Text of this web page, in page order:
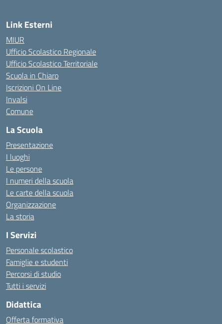
Link Esterni
MIUR
Ufficio Scolastico Regionale
Ufficio Scolastico Territoriale
Scuola in Chiaro
Iscrizioni On Line
Invalsi
Comune
La Scuola
Presentazione
I luoghi
Le persone
I numeri della scuola
Le carte della scuola
Organizzazione
La storia
I Servizi
Personale scolastico
Famiglie e studenti
Percorsi di studio
Tutti i servizi
Didattica
Offerta formativa